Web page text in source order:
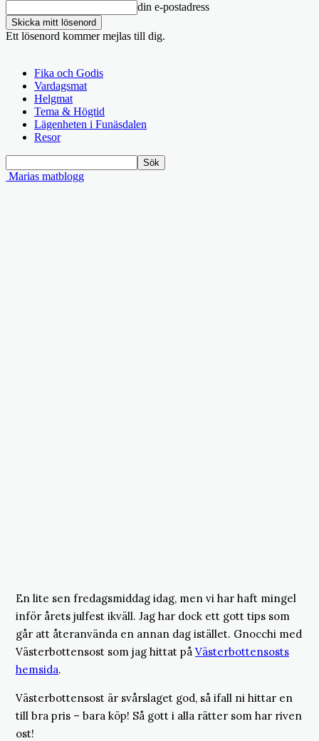
din e-postadress
Ett lösenord kommer mejlas till dig.
Fika och Godis
Vardagsmat
Helgmat
Tema & Högtid
Lägenheten i Funäsdalen
Resor
Marias matblogg
En lite sen fredagsmiddag idag, men vi har haft mingel
inför årets julfest ikväll. Jag har dock ett gott tips som
går att återanvända en annan dag istället. Gnocchi med
Västerbottensost som jag hittat på Västerbottensosts
hemsida.
Västerbottensost är svårslaget god, så ifall ni hittar en
till bra pris – bara köp! Så gott i alla rätter som har riven
ost!